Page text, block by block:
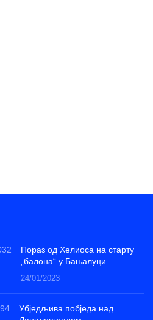
Пораз од Хелиоса на старту
„балона“ у Бањалуци
24/01/2023
Убједљива побједа над